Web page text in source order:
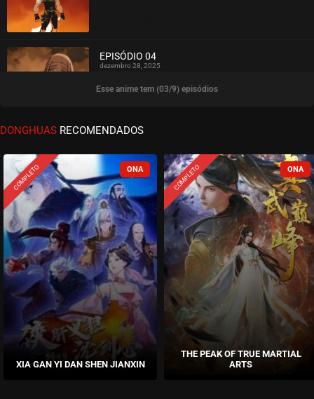
ASSISTIDO
EPISÓDIO 04
dezembro 28, 2025
ASSISTIDO
EPISÓDIO 03
ASSISTIDO
EPISÓDIO 02
dezembro 15, 2025
ASSISTIDO
EPISÓDIO 01
dezembro 15, 2025
Esse anime tem (03/9) episódios
DONGHUAS RECOMENDADOS
COMPLETO
XIA GAN YI DAN SHEN JIANXIN
COMPLETO
THE PEAK OF TRUE MARTIAL
ARTS